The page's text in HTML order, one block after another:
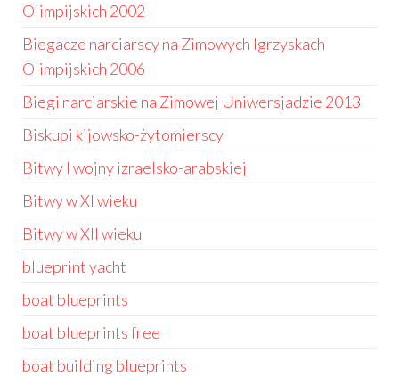
Olimpijskich 2002
Biegacze narciarscy na Zimowych Igrzyskach
Olimpijskich 2006
Biegi narciarskie na Zimowej Uniwersjadzie 2013
Biskupi kijowsko-żytomierscy
Bitwy I wojny izraelsko-arabskiej
Bitwy w XI wieku
Bitwy w XII wieku
blueprint yacht
boat blueprints
boat blueprints free
boat building blueprints